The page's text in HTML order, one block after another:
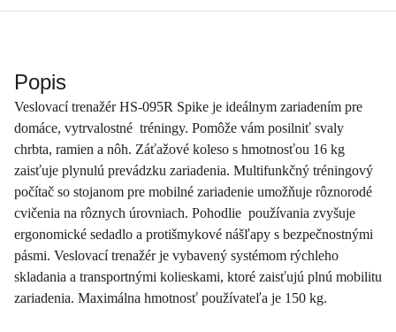
Popis
Veslovací trenažér HS-095R Spike je ideálnym zariadením pre
domáce, vytrvalostné tréningy. Pomôže vám posilniť svaly
chrbta, ramien a nôh. Záťažové koleso s hmotnosťou 16 kg
zaisťuje plynulú prevádzku zariadenia. Multifunkčný tréningový
počítač so stojanom pre mobilné zariadenie umožňuje rôznorodé
cvičenia na rôznych úrovniach. Pohodlie používania zvyšuje
ergonomické sedadlo a protišmykové nášľapy s bezpečnostnými
pásmi. Veslovací trenažér je vybavený systémom rýchleho
skladania a transportnými kolieskami, ktoré zaisťujú plnú mobilitu
zariadenia. Maximálna hmotnosť používateľa je 150 kg.